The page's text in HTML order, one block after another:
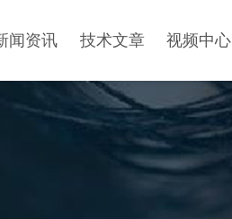
闻资讯 技术文章 视频中心